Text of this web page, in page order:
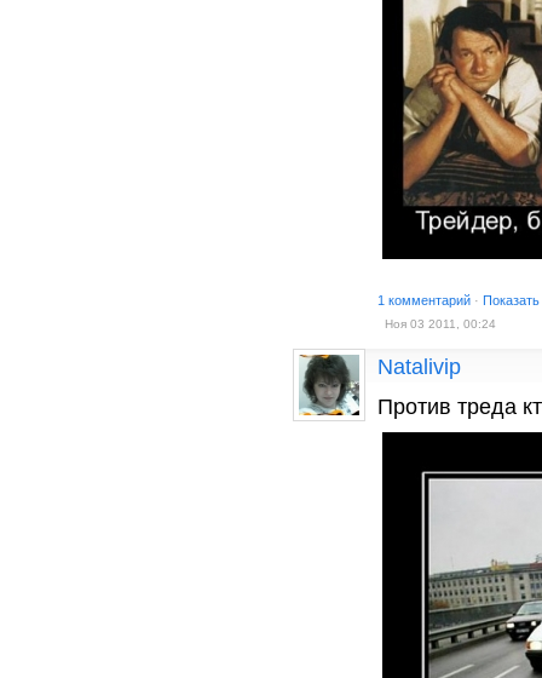
1 комментарий ·
Ноя 03 2011, 00:24
Natalivip
Против треда